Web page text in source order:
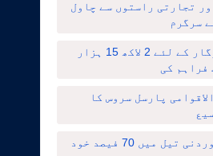
تجارتی راستوں سے چاول
سرگرم
پاکستان نے عالمی روزگار کے لئے 2 لاکھ 15 ہزار
پارسل سروس کا
پاکستان کا 2035 تک خوردنی تیل میں 70 فیصد خود